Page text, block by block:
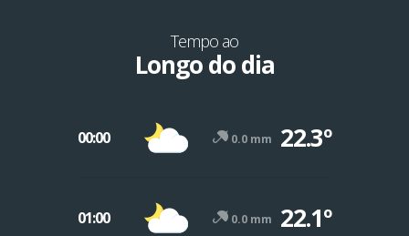
Tempo ao
Longo do dia
00:00 0.0 mm 22.3º
01:00 0.0 mm 22.1º